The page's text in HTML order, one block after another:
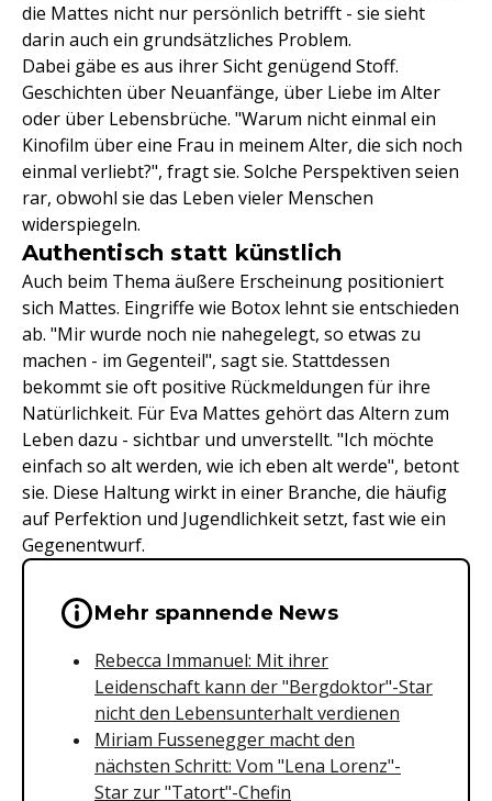
die Mattes nicht nur persönlich betrifft - sie sieht
darin auch ein grundsätzliches Problem.
Dabei gäbe es aus ihrer Sicht genügend Stoff.
Geschichten über Neuanfänge, über Liebe im Alter
oder über Lebensbrüche. "Warum nicht einmal ein
Kinofilm über eine Frau in meinem Alter, die sich noch
einmal verliebt?", fragt sie. Solche Perspektiven seien
rar, obwohl sie das Leben vieler Menschen
widerspiegeln.
Authentisch statt künstlich
Auch beim Thema äußere Erscheinung positioniert
sich Mattes. Eingriffe wie Botox lehnt sie entschieden
ab. "Mir wurde noch nie nahegelegt, so etwas zu
machen - im Gegenteil", sagt sie. Stattdessen
bekommt sie oft positive Rückmeldungen für ihre
Natürlichkeit. Für Eva Mattes gehört das Altern zum
Leben dazu - sichtbar und unverstellt. "Ich möchte
einfach so alt werden, wie ich eben alt werde", betont
sie. Diese Haltung wirkt in einer Branche, die häufig
auf Perfektion und Jugendlichkeit setzt, fast wie ein
Gegenentwurf.
Wichtige Hinweise &
Mehr spannende News
Rebecca Immanuel: Mit ihrer
Leidenschaft kann der "Bergdoktor"-Star
nicht den Lebensunterhalt verdienen
Miriam Fussenegger macht den
nächsten Schritt: Vom "Lena Lorenz"-
Star zur "Tatort"-Chefin